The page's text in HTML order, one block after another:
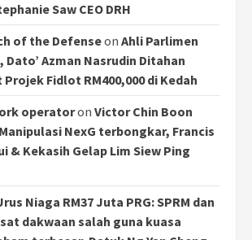
Saw CEO DRH
of the Defenseon Ahli Parlimen
Dato’ Azman Nasrudin Ditahan
Projek Fidlot RM400,000 di Kedah
operatoron Victor Chin Boon
NexG terbongkar, Francis
& Kekasih Gelap Lim Siew Ping
Niaga RM37 Juta PRG: SPRM dan
dakwaan salah guna kuasa